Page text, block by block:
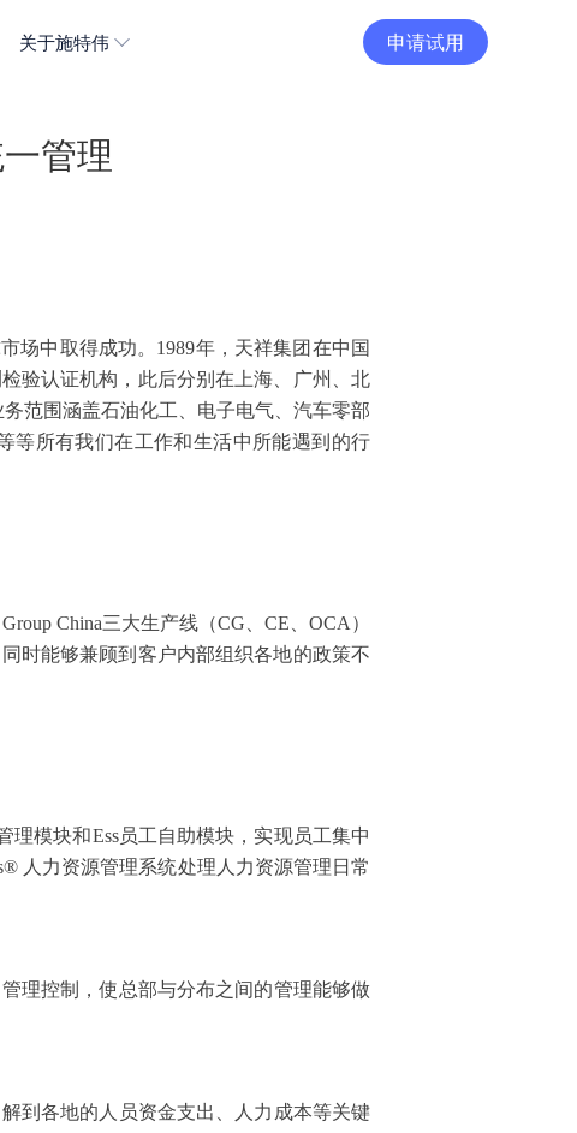
关于施特伟 申请试用
管理
场中取得成功。1989年，天祥集团在中国
验认证机构，此后分别在上海、广州、北
范围涵盖石油化工、电子电气、汽车零部
等所有我们在工作和生活中所能遇到的行
China三大生产线（CG、CE、OCA）
时能够兼顾到客户内部组织各地的政策不
理模块和Ess员工自助模块，实现员工集中
人力资源管理系统处理人力资源管理日常
理控制，使总部与分布之间的管理能够做
到各地的人员资金支出、人力成本等关键